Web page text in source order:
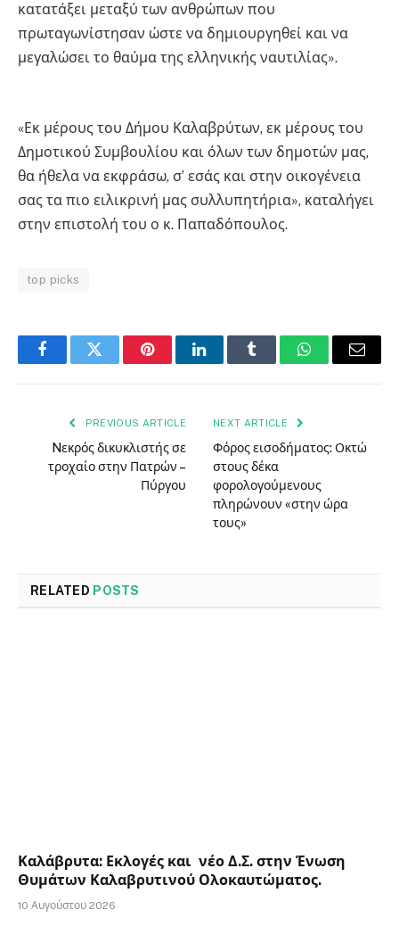
κατατάξει μεταξύ των ανθρώπων που
πρωταγωνίστησαν ώστε να δημιουργηθεί και να
μεγαλώσει το θαύμα της ελληνικής ναυτιλίας».
«Εκ μέρους του Δήμου Καλαβρύτων, εκ μέρους του
Δημοτικού Συμβουλίου και όλων των δημοτών μας,
θα ήθελα να εκφράσω, σ’ εσάς και στην οικογένεια
σας τα πιο ειλικρινή μας συλλυπητήρια», καταλήγει
στην επιστολή του ο κ. Παπαδόπουλος.
top picks
FacebookTwitter PinterestLinkedInTumblr WhatsAppEmail
PREVIOUS ARTICLE
Nεκρός δικυκλιστής σε
τροχαίο στην Πατρών –
Πύργου
NEXT ARTICLE
Φόρος εισοδήματος: Οκτώ
στους δέκα
φορολογούμενους
πληρώνουν «στην ώρα
τους»
RELATED POSTS
Καλάβρυτα: Εκλογές και νέο Δ.Σ. στην Ένωση
Θυμάτων Καλαβρυτινού Ολοκαυτώματος.
10 Αυγούστου 2026